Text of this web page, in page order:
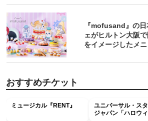
『mofusand』の
ェがヒルトン大阪
をイメージしたメ
おすすめチケット
ミュージカル『RENT』
ユニバーサル・スタ
ジャパン「ハロウ